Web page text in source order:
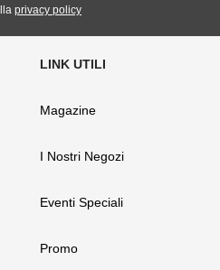
privacy policy
Magazine
I Nostri Negozi
Eventi Speciali
Promo